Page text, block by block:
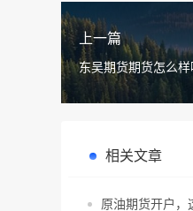
上一篇
东吴期货期货怎么
相关文章
原油期货开户，